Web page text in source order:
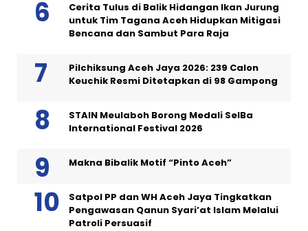
Cerita Tulus di Balik Hidangan Ikan Jurung
untuk Tim Tagana Aceh Hidupkan Mitigasi
Bencana dan Sambut Para Raja
Pilchiksung Aceh Jaya 2026: 239 Calon
Keuchik Resmi Ditetapkan di 98 Gampong
STAIN Meulaboh Borong Medali SeIBa
International Festival 2026
Makna Bibalik Motif “Pinto Aceh”
Satpol PP dan WH Aceh Jaya Tingkatkan
Pengawasan Qanun Syari’at Islam Melalui
Patroli Persuasif